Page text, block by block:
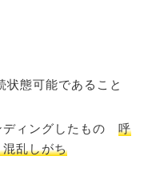
態可能であること
ィングしたもの 呼
乱しがち